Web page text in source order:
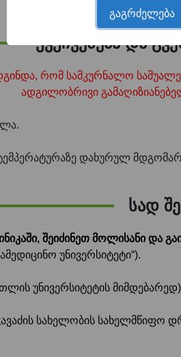
უკუჩვენება და
რომ სამკურნალო
ადგილობრივი
დახურულ
სად
შეიძინეთ მოლისანი და
უნივერსიტეტი“).
უნივერსიტეტის მიმდებარედ)
სახელობის სახელმწიფო
გაგრძელება